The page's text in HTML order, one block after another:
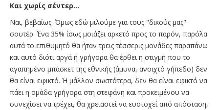
Και χωρίς σέντερ...
Ναι, βεβαίως. Όμως εδώ μιλούμε για τους "δικούς μας"
σουτέρ. Ένα 35% ίσως μοιάζει αρκετό προς το παρόν, παρόλα
αυτά το επιθυμητό θα ήταν τρεις τέσσερις μονάδες παραπάνω
και αυτό διότι αργά ή γρήγορα θα έρθει η στιγμή που το
αγαπημένο μπάσκετ της εθνικής (άμυνα, ανοιχτό γήπεδο) δεν
θα είναι εφικτό. Ή μάλλον σωστότερα, δεν θα είναι εφικτό να
πάει η ομάδα γρήγορα στη στεφάνη και προκειμένου να
συνεχίσει να τρέχει, θα χρειαστεί να ευστοχεί από απόσταση,